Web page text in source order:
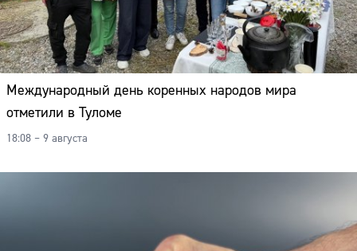
Международный день коренных народов мира
отметили в Туломе
18:08 – 9 августа